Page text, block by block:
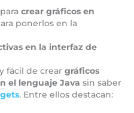
crear gráficos en
ponerlos en la
en la interfaz de
fácil de creargráficos
el lenguaje Java sin saber
. Entre ellos destacan: